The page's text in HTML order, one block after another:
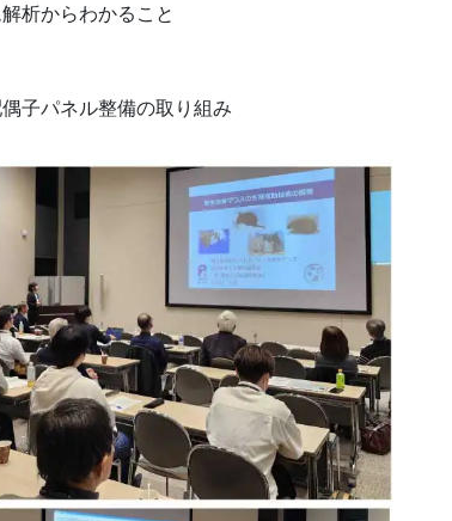
析からわかること
子パネル整備の取り組み